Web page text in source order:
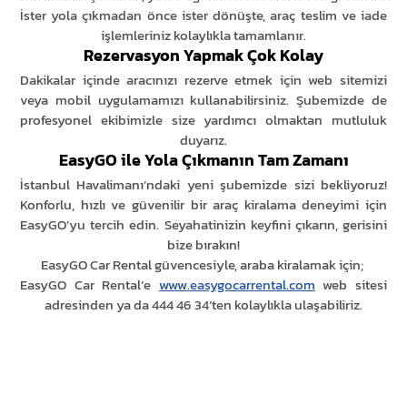
AYLIK VE UZUN
DÖNEM ARAÇ
KIRALAMA
444 46 34
İster yola çıkmadan önce ister dönüşte, araç teslim ve iade
işlemleriniz kolaylıkla tamamlanır.
Rezervasyon Yapmak Çok Kolay
Dakikalar içinde aracınızı rezerve etmek için web sitemizi
veya mobil uygulamamızı kullanabilirsiniz. Şubemizde de
profesyonel ekibimizle size yardımcı olmaktan mutluluk
duyarız.
EasyGO ile Yola Çıkmanın Tam Zamanı
İstanbul Havalimanı’ndaki yeni şubemizde sizi bekliyoruz!
Konforlu, hızlı ve güvenilir bir araç kiralama deneyimi için
EasyGO’yu tercih edin. Seyahatinizin keyfini çıkarın, gerisini
bize bırakın!
EasyGO Car Rental güvencesiyle, araba kiralamak için;
EasyGO Car Rental’e www.easygocarrental.com web sitesi
adresinden ya da 444 46 34‘ten kolaylıkla ulaşabiliriz.